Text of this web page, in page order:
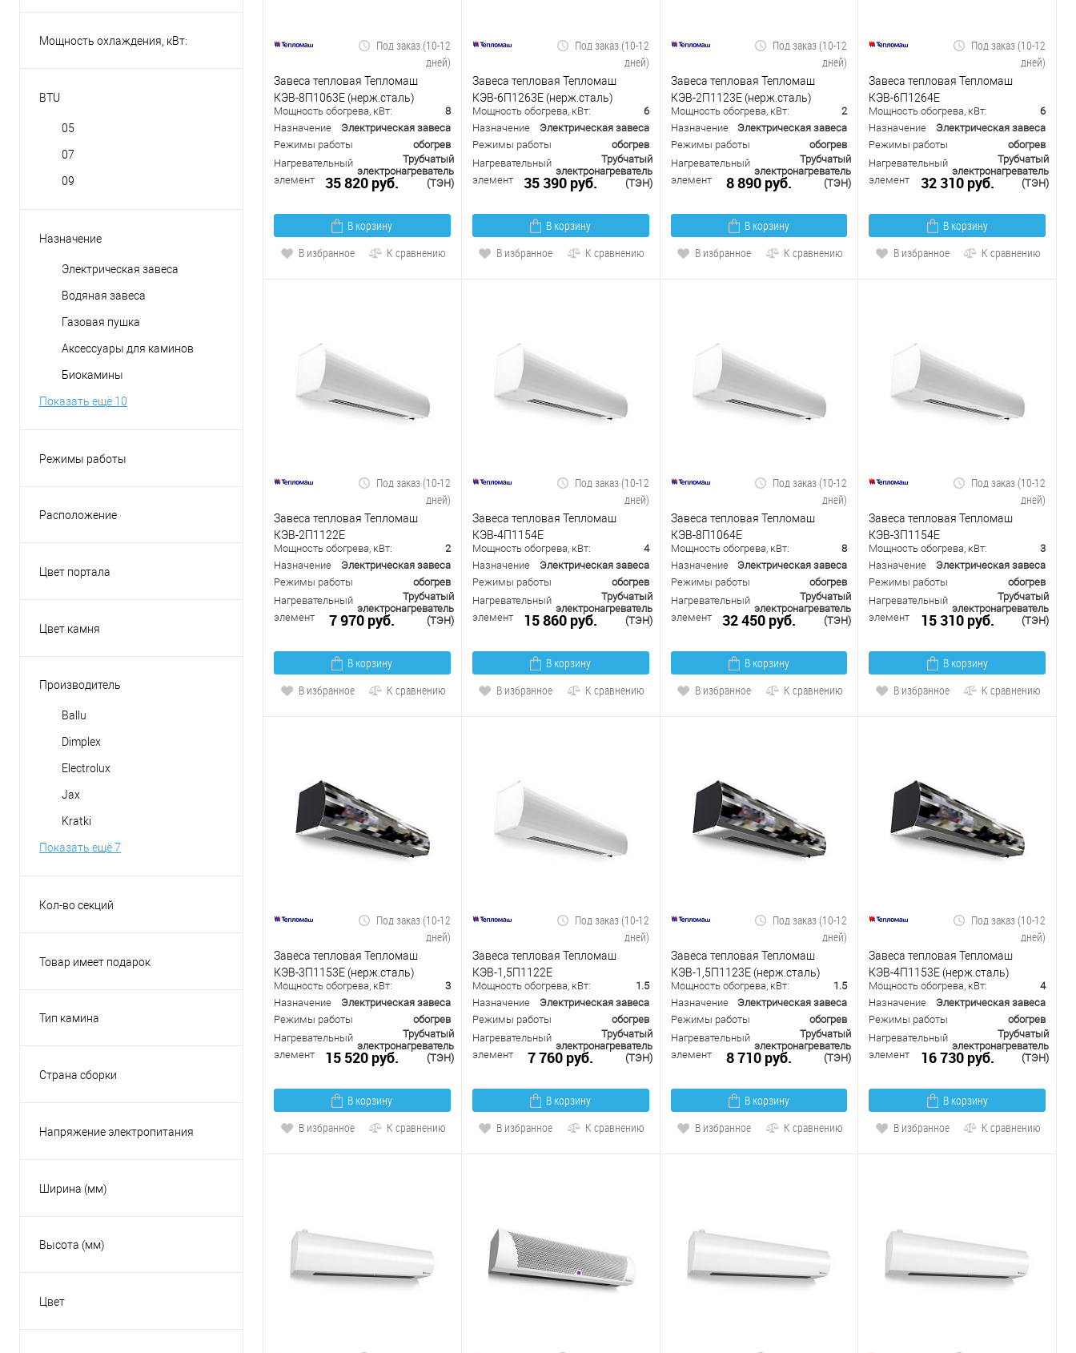
Мощность охлаждения, кВт:
BTU
05
07
09
Назначение
Электрическая завеса
Водяная завеса
Газовая пушка
Аксессуары для каминов
Биокамины
Показать ещё 10
Режимы работы
Расположение
Цвет портала
Показать ещё 3
Цвет камня
Сланец бурый
Производитель
Ballu
Dimplex
Electrolux
Jax
Kratki
Показать ещё 7
Кол-во секций
Товар имеет подарок
Тип камина
Настенный камин
Страна сборки
Напряжение электропитания
Ширина (мм)
Высота (мм)
Цвет
Под заказ (10-12
дней)
Завеса тепловая Тепломаш
КЭВ-8П1063Е (нерж.сталь)
Мощность обогрева, кВт:
8
Назначение
Электрическая завеса
Режимы работы
обогрев
Нагревательный
элемент
Трубчатый
электронагреватель
(ТЭН)
35 820 руб.
В корзину
В избранное
К сравнению
Под заказ (10-12
дней)
Завеса тепловая Тепломаш
КЭВ-6П1263Е (нерж.сталь)
Мощность обогрева, кВт:
6
Назначение
Электрическая завеса
Режимы работы
обогрев
Нагревательный
элемент
Трубчатый
электронагреватель
(ТЭН)
35 390 руб.
В корзину
В избранное
К сравнению
Под заказ (10-12
дней)
Завеса тепловая Тепломаш
КЭВ-2П1123Е (нерж.сталь)
Мощность обогрева, кВт:
2
Назначение
Электрическая завеса
Режимы работы
обогрев
Нагревательный
элемент
Трубчатый
электронагреватель
(ТЭН)
8 890 руб.
В корзину
В избранное
К сравнению
Под заказ (10-12
дней)
Завеса тепловая Тепломаш
КЭВ-6П1264Е
Мощность обогрева, кВт:
6
Назначение
Электрическая завеса
Режимы работы
обогрев
Нагревательный
элемент
Трубчатый
электронагреватель
(ТЭН)
32 310 руб.
В корзину
В избранное
К сравнению
Под заказ (10-12
дней)
Завеса тепловая Тепломаш
КЭВ-2П1122Е
Мощность обогрева, кВт:
2
Назначение
Электрическая завеса
Режимы работы
обогрев
Нагревательный
элемент
Трубчатый
электронагреватель
(ТЭН)
7 970 руб.
В корзину
В избранное
К сравнению
Под заказ (10-12
дней)
Завеса тепловая Тепломаш
КЭВ-4П1154Е
Мощность обогрева, кВт:
4
Назначение
Электрическая завеса
Режимы работы
обогрев
Нагревательный
элемент
Трубчатый
электронагреватель
(ТЭН)
15 860 руб.
В корзину
В избранное
К сравнению
Под заказ (10-12
дней)
Завеса тепловая Тепломаш
КЭВ-8П1064Е
Мощность обогрева, кВт:
8
Назначение
Электрическая завеса
Режимы работы
обогрев
Нагревательный
элемент
Трубчатый
электронагреватель
(ТЭН)
32 450 руб.
В корзину
В избранное
К сравнению
Под заказ (10-12
дней)
Завеса тепловая Тепломаш
КЭВ-3П1154Е
Мощность обогрева, кВт:
3
Назначение
Электрическая завеса
Режимы работы
обогрев
Нагревательный
элемент
Трубчатый
электронагреватель
(ТЭН)
15 310 руб.
В корзину
В избранное
К сравнению
Под заказ (10-12
дней)
Завеса тепловая Тепломаш
КЭВ-3П1153Е (нерж.сталь)
Мощность обогрева, кВт:
3
Назначение
Электрическая завеса
Режимы работы
обогрев
Нагревательный
элемент
Трубчатый
электронагреватель
(ТЭН)
15 520 руб.
В корзину
В избранное
К сравнению
Под заказ (10-12
дней)
Завеса тепловая Тепломаш
КЭВ-1,5П1122Е
Мощность обогрева, кВт:
1.5
Назначение
Электрическая завеса
Режимы работы
обогрев
Нагревательный
элемент
Трубчатый
электронагреватель
(ТЭН)
7 760 руб.
В корзину
В избранное
К сравнению
Под заказ (10-12
дней)
Завеса тепловая Тепломаш
КЭВ-1,5П1123Е (нерж.сталь)
Мощность обогрева, кВт:
1.5
Назначение
Электрическая завеса
Режимы работы
обогрев
Нагревательный
элемент
Трубчатый
электронагреватель
(ТЭН)
8 710 руб.
В корзину
В избранное
К сравнению
Под заказ (10-12
дней)
Завеса тепловая Тепломаш
КЭВ-4П1153Е (нерж.сталь)
Мощность обогрева, кВт:
4
Назначение
Электрическая завеса
Режимы работы
обогрев
Нагревательный
элемент
Трубчатый
электронагреватель
(ТЭН)
16 730 руб.
В корзину
В избранное
К сравнению